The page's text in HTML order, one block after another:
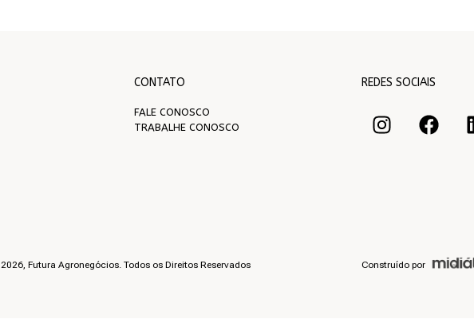
CONTATO
FALE CONOSCO
TRABALHE CONOSCO
REDES SOCIAIS
2026, Futura Agronegócios. Todos os Direitos Reservados Construído por